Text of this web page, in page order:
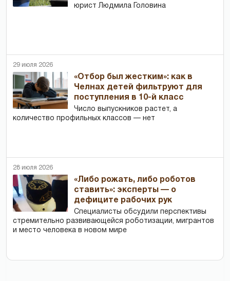
юрист Людмила Головина
29 июля 2026
«Отбор был жестким»: как в
Челнах детей фильтруют для
поступления в 10-й класс
Число выпускников растет, а
количество профильных классов — нет
28 июля 2026
«Либо рожать, либо роботов
ставить»: эксперты — о
дефиците рабочих рук
Специалисты обсудили перспективы
стремительно развивающейся роботизации, мигрантов
и место человека в новом мире